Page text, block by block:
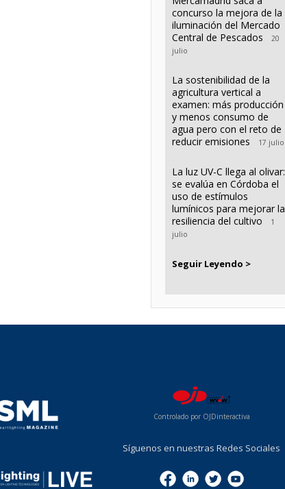
concurso la mejora de la
iluminación del Mercado
Central de Pescados
20
julio
La sostenibilidad de la
agricultura vertical a
examen: más producción
y menos consumo de
agua pero con el reto de
reducir emisiones
17 julio
La luz UV-C llega al olivar:
se evalúa en Córdoba el
uso de estímulos
lumínicos para mejorar la
resiliencia del cultivo
1
julio
Seguir Leyendo >
Controlado por OJDinteractiva
Síguenos en nuestras Redes Sociales